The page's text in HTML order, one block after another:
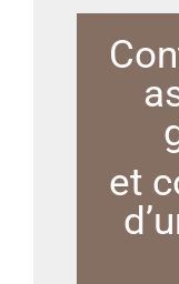
et